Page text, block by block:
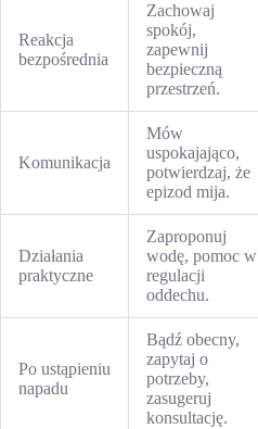
Reakcja
bezpośrednia
Zachowaj
spokój,
zapewnij
bezpieczną
przestrzeń.
Komunikacja
Mów
uspokajająco,
potwierdzaj, że
epizod mija.
Działania
praktyczne
Zaproponuj
wodę, pomoc w
regulacji
oddechu.
Po ustąpieniu
napadu
Bądź obecny,
zapytaj o
potrzeby,
zasugeruj
konsultację.